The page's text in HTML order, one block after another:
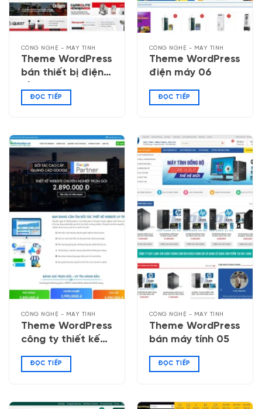
CÔNG NGHỆ - MÁY TÍNH
Theme WordPress
bán thiết bị điện
ĐỌC TIẾP
CÔNG NGHỆ - MÁY TÍNH
Theme WordPress
điện máy 06
ĐỌC TIẾP
CÔNG NGHỆ - MÁY TÍNH
Theme WordPress
công ty thiết kế
Website 02
ĐỌC TIẾP
CÔNG NGHỆ - MÁY TÍNH
Theme WordPress
bán máy tính 05
ĐỌC TIẾP